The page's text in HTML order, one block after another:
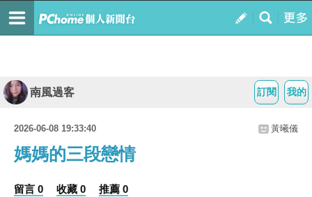
我的
訂閱
南風過客
2026-06-08 19:33:40 黃曦儀
媽媽的三段戀情
留言 0 收藏 0 推薦 0